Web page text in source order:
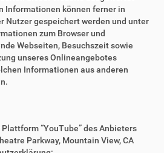
Informationen können ferner in
Nutzer gespeichert werden und unter
zum Browser und
Webseiten, Besuchszeit sowie
unseres Onlineangebotes
Informationen aus anderen
“YouTube” des Anbieters
Parkway, Mountain View, CA